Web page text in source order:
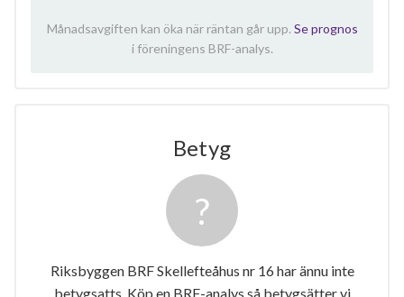
Månadsavgiften kan öka när räntan går upp. Se prognos
i föreningens BRF-analys.
Betyg
Riksbyggen BRF Skellefteåhus nr 16 har ännu inte
betygsatts. Köp en BRF-analys så betygsätter vi